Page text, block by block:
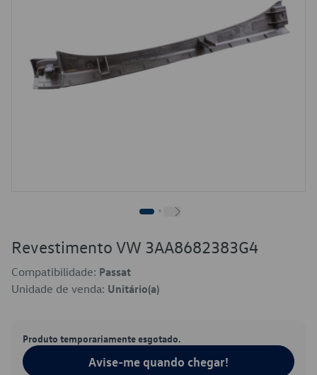
Revestimento VW 3AA8682383G4
Compatibilidade: Passat
Unidade de venda: Unitário(a)
Produto temporariamente esgotado.
Avise-me quando chegar!